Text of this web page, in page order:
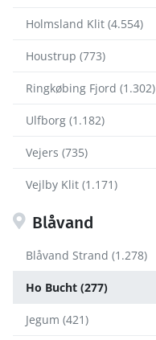
Holmsland Klit (4.554)
Houstrup (773)
Ringkøbing Fjord (1.302)
Ulfborg (1.182)
Vejers (735)
Vejlby Klit (1.171)
Blåvand
Blåvand Strand (1.278)
Ho Bucht (277)
Jegum (421)